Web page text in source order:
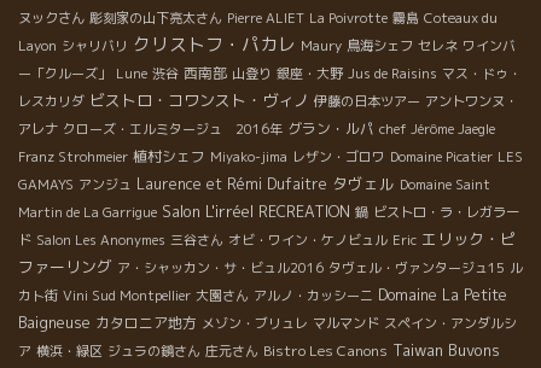
ヌックさん 彫刻家の山下亮太さん Pierre ALIET La Poivrotte 霧島 Coteaux du
Layon シャリバリ クリストフ・パカレ Maury 鳥海シェフ セレネ ワインバ
ー「クルーズ」
Lune 渋谷 西南部 山登り 銀座・大野 Jus de Raisins マス・ドゥ・
レスカリダ ビストロ・コワンスト・ヴィノ 伊藤の日本ツアー アントワンヌ・
アレナ クローズ・エルミタージュ 2016年 グラン・ルパ chef Jérôme Jaegle
Franz Strohmeier 植村シェフ Miyako-jima レザン・ゴロワ Domaine Picatier LES
GAMAYS アンジュ Laurence et Rémi Dufaitre タヴェル Domaine Saint
Martin de La Garrigue Salon L'irréel RECREATION 鍋 ビストロ・ラ・レガラー
ド Salon Les Anonymes 三谷さん オビ・ワイン・ケノビュル Eric エリック・ピ
ファーリング ア・シャッカン・サ・ビュル2016 タヴェル・ヴァンタージュ15 ル
カト街 Vini Sud Montpellier 大園さん アルノ・カッシーニ Domaine La Petite
Baigneuse カタロニア地方 メゾン・ブリュレ マルマンド スペイン・アンダルシ
ア 横浜・緑区 ジュラの鏡さん 庄元さん Bistro Les Canons Taiwan Buvons